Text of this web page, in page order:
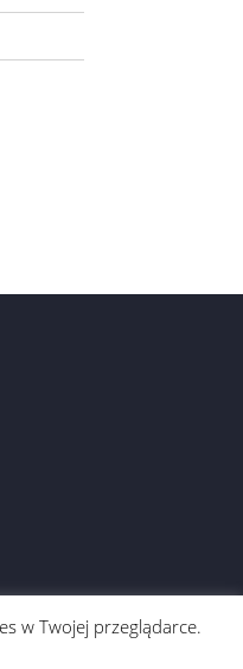
w Twojej przeglądarce.